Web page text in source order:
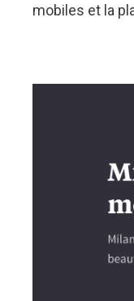
mobiles et la